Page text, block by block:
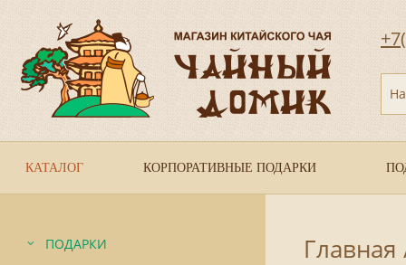
КАТАЛОГ КОРПОРАТИВНЫЕ ПОДАРКИ
ПОДАРКИ
Главная